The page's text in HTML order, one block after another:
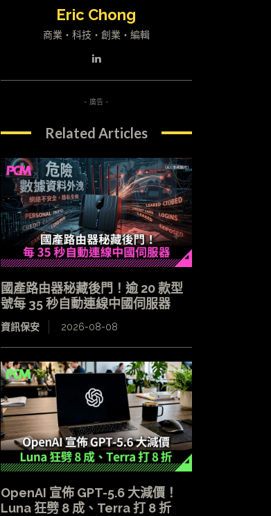
Eric Chong
商業・科技・創業・編輯
- 廣告 -
Related Articles
國產路由器秘藏後門！逾 20 款型
號每 35 秒自動連線中國伺服器
資訊保安 2026-08-08
OpenAI 宣佈 GPT-5.6 大減價！
Luna 狂劈 8 成、Terra 打 8 折